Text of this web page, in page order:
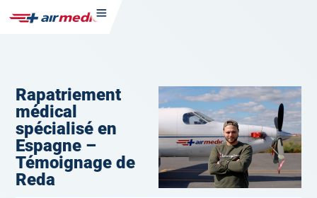
Rapatriement
médical
spécialisé en
Espagne –
Témoignage de
Reda